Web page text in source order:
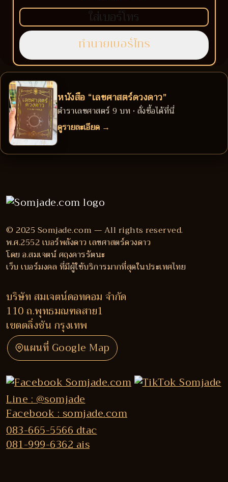
หนังสือ “เลขศาสตร์ดวงดาว”
ตำราเลขศาสตร์ 9 บท • สั่งซื้อได้ที่นี่
ดูรายละเอียด →
© 2025 Somjade.com — All rights reserved.
พ.ศ.2552 เบอร์พลังดาว เลขศาสตร์ดวงดาว
โดย อ.สมเจตน์ ศฤงคารรัตนะ
เว็บ เบอร์มงคล ที่มีผู้ใช้บริการมากที่สุดในประเทศไทย
บริษัท สมเจตน์ดอทคอม จำกัด
110 ถ.พุทธมณฑลสาย1
เขตตลิ่งชัน กรุงเทพ
แผนที่ Google Map
Line : @somjade
Facebook : somjade.com
083-665-5566 dtac
081-999-6362 ais